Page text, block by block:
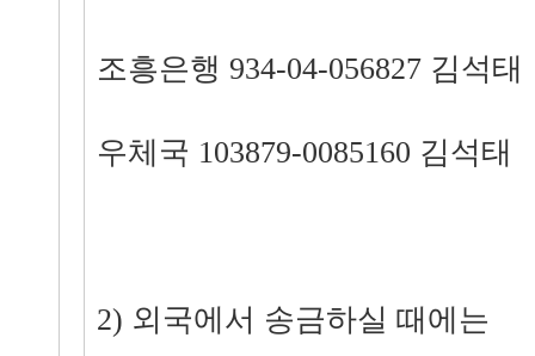
조흥은행 934-04-056827 김석태
우체국 103879-0085160 김석태
2) 외국에서 송금하실 때에는